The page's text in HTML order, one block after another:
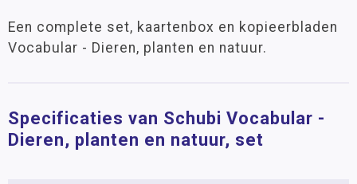
Een complete set, kaartenbox en kopieerbladen
Vocabular - Dieren, planten en natuur.
Specificaties van Schubi Vocabular -
Dieren, planten en natuur, set